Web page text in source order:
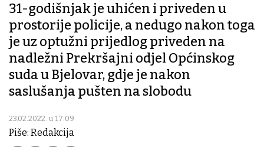
31-godišnjak je uhićen i priveden u
prostorije policije, a nedugo nakon toga
je uz optužni prijedlog priveden na
nadležni Prekršajni odjel Općinskog
suda u Bjelovar, gdje je nakon
saslušanja pušten na slobodu
23.02.2022. u 17:09
Piše: Redakcija